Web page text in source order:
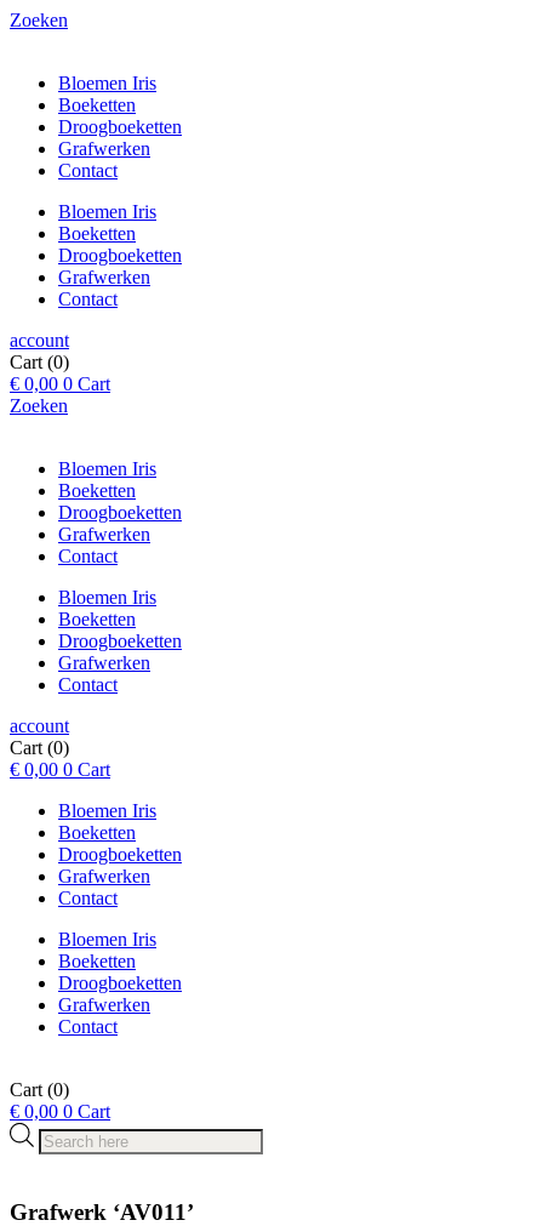
Zoeken
Bloemen Iris
Boeketten
Droogboeketten
Grafwerken
Contact
Bloemen Iris
Boeketten
Droogboeketten
Grafwerken
Contact
account
Cart (0)
€ 0,00 0 Cart
Zoeken
Bloemen Iris
Boeketten
Droogboeketten
Grafwerken
Contact
Bloemen Iris
Boeketten
Droogboeketten
Grafwerken
Contact
account
Cart (0)
€ 0,00 0 Cart
Bloemen Iris
Boeketten
Droogboeketten
Grafwerken
Contact
Bloemen Iris
Boeketten
Droogboeketten
Grafwerken
Contact
Cart (0)
€ 0,00 0 Cart
Products
search
Grafwerk ‘AV011’